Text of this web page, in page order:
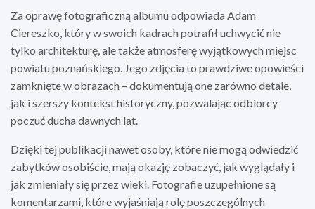
Za oprawę fotograficzną albumu odpowiada Adam
Ciereszko, który w swoich kadrach potrafił uchwycić nie
tylko architekturę, ale także atmosferę wyjątkowych miejsc
powiatu poznańskiego. Jego zdjęcia to prawdziwe opowieści
zamknięte w obrazach – dokumentują one zarówno detale,
jak i szerszy kontekst historyczny, pozwalając odbiorcy
poczuć ducha dawnych lat.
Dzięki tej publikacji nawet osoby, które nie mogą odwiedzić
zabytków osobiście, mają okazję zobaczyć, jak wyglądały i
jak zmieniały się przez wieki. Fotografie uzupełnione są
komentarzami, które wyjaśniają rolę poszczególnych